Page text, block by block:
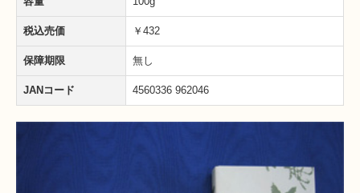
税込売価 ￥432
保障期限 無し
JANコード 4560336 962046